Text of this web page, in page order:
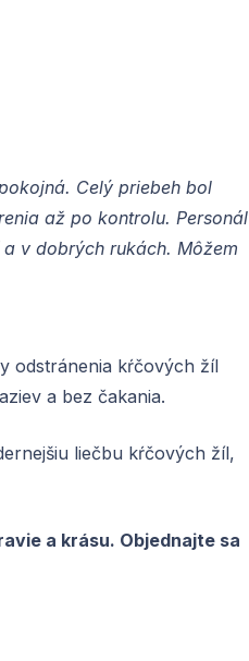
Celý priebeh bol
až po kontrolu. Personál
v dobrých rukách. Môžem
odstránenia kŕčových žíl
a bez čakania.
liečbu kŕčových žíl,
a krásu. Objednajte sa